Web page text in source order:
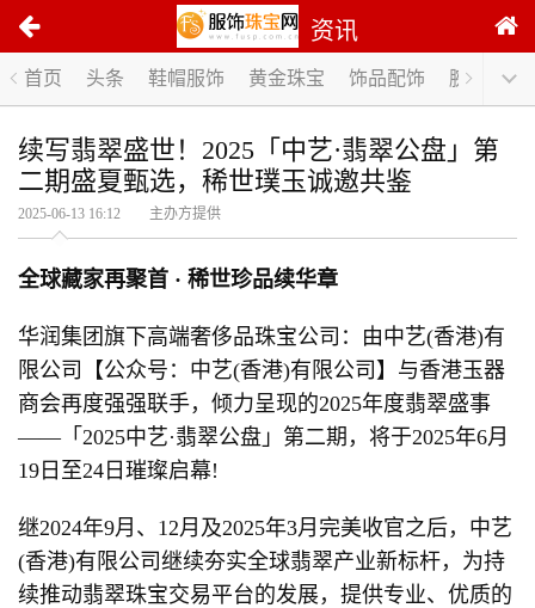
资讯
首页 头条 鞋帽服饰 黄金珠宝 饰品配饰 腕表手表
续写翡翠盛世！2025「中艺·翡翠公盘」第
二期盛夏甄选，稀世璞玉诚邀共鉴
2025-06-13 16:12 主办方提供
全球藏家再聚首 · 稀世珍品续华章
华润集团旗下高端奢侈品珠宝公司：由中艺(香港)有
限公司【公众号：中艺(香港)有限公司】与香港玉器
商会再度强强联手，倾力呈现的2025年度翡翠盛事
——「2025中艺·翡翠公盘」第二期，将于2025年6月
19日至24日璀璨启幕!
继2024年9月、12月及2025年3月完美收官之后，中艺
(香港)有限公司继续夯实全球翡翠产业新标杆，为持
续推动翡翠珠宝交易平台的发展，提供专业、优质的